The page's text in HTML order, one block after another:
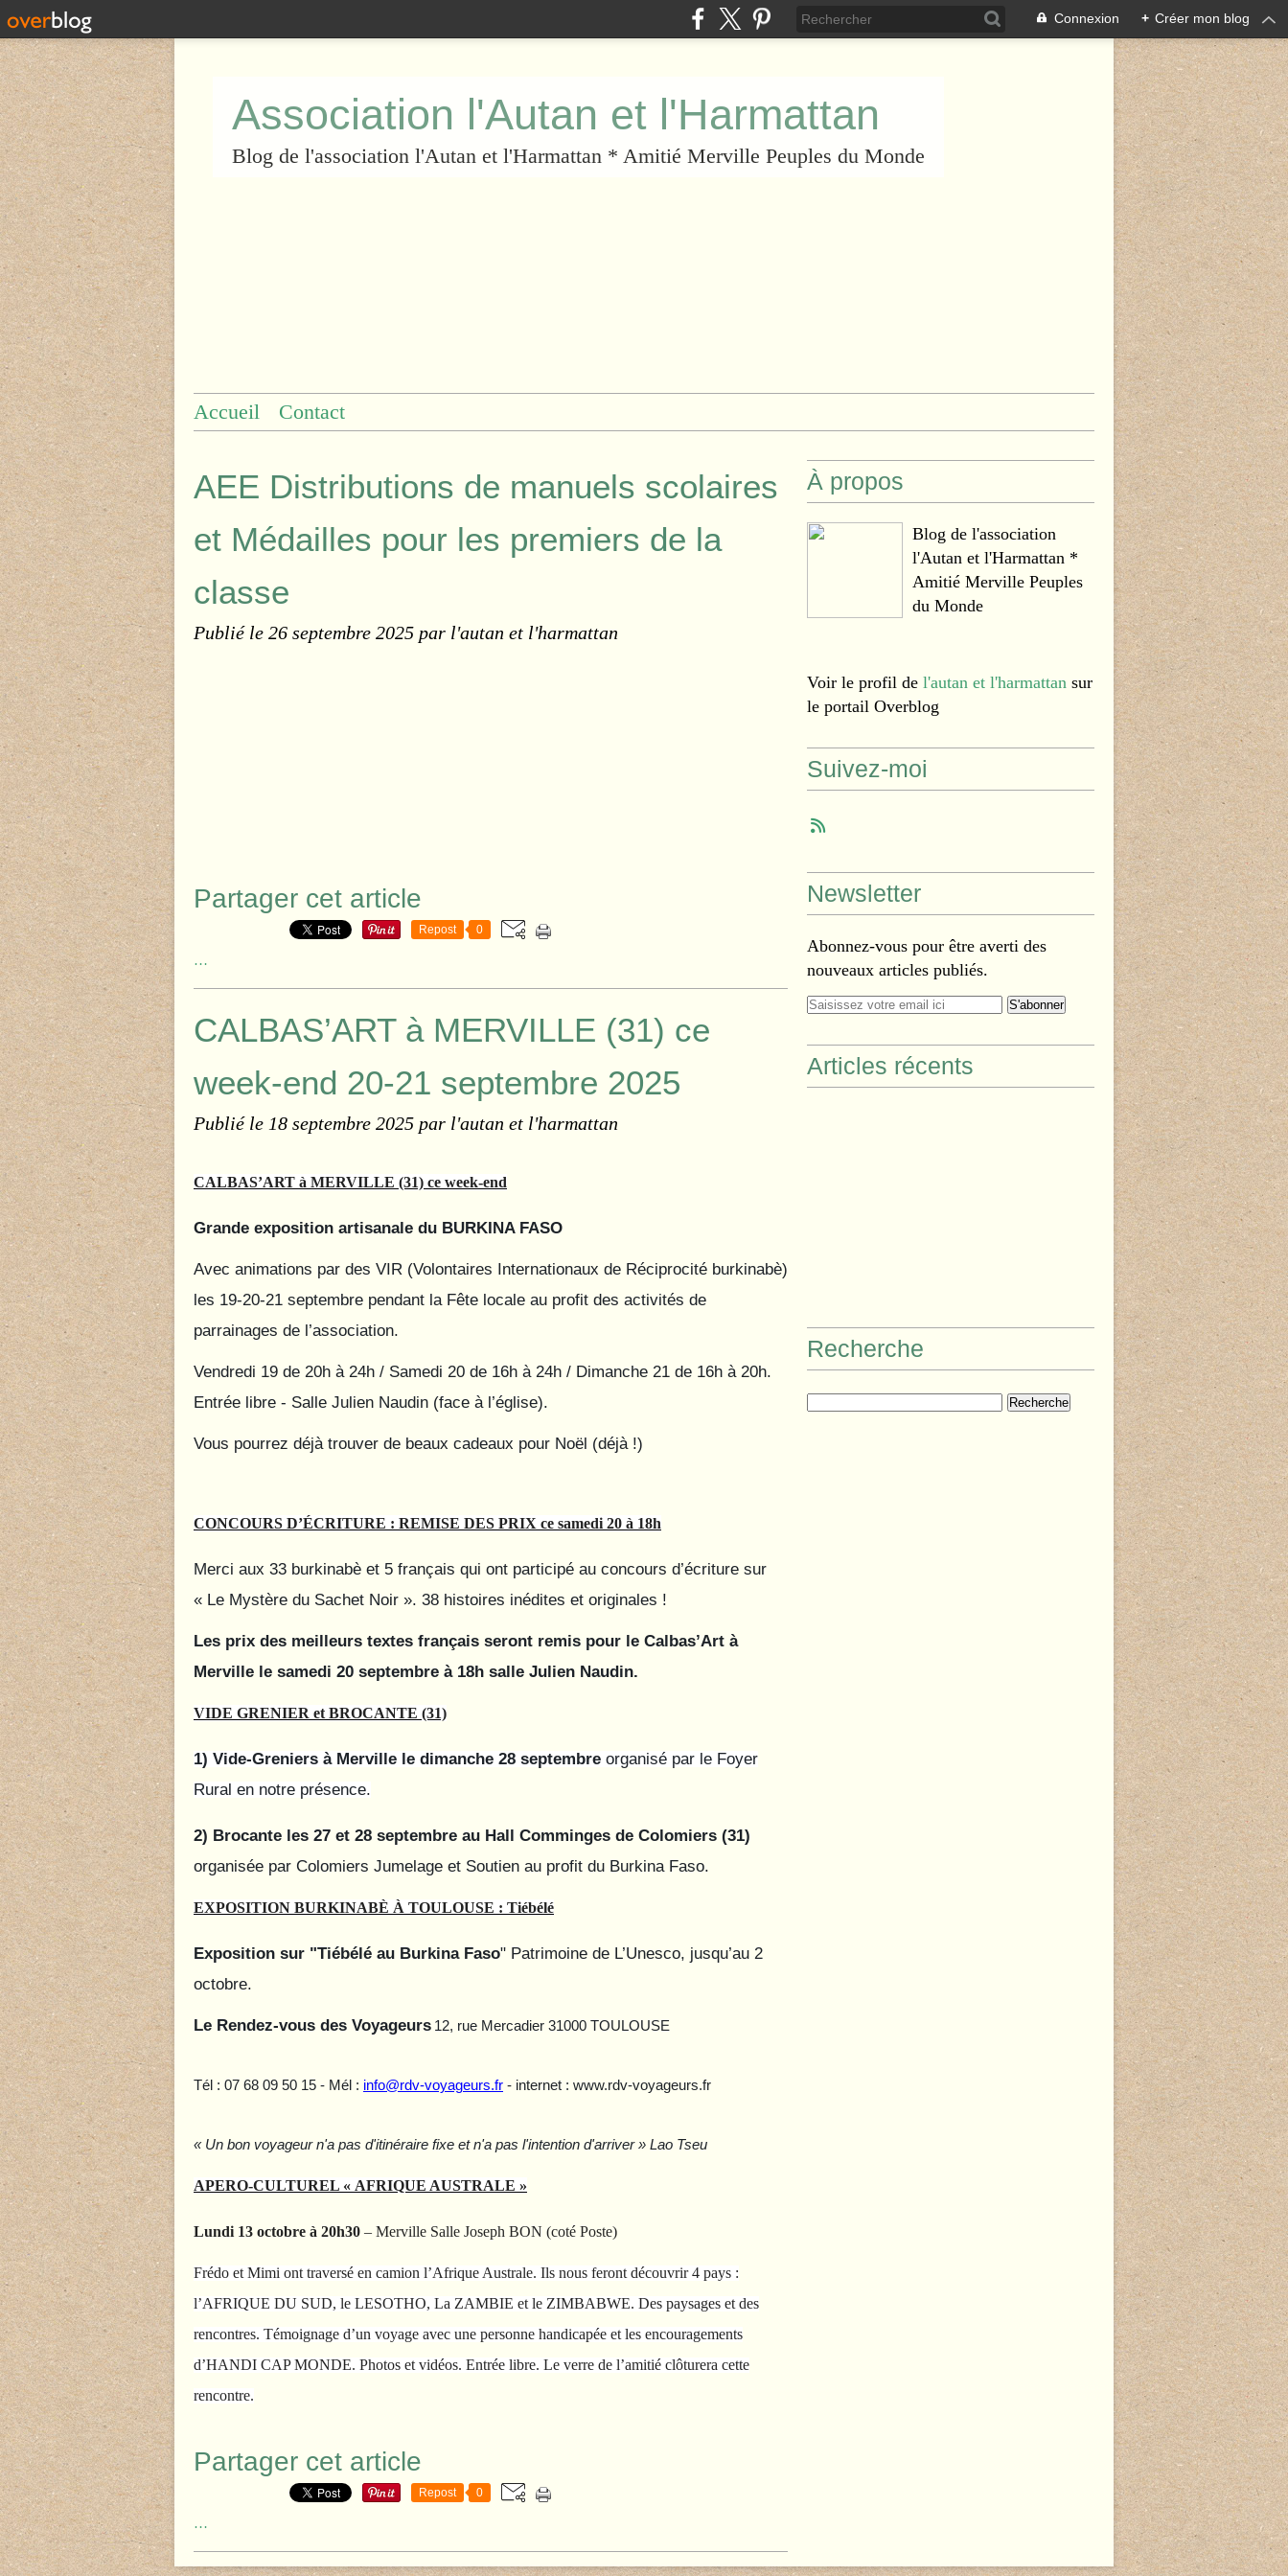
Connexion + Créer mon blog
Association l'Autan et l'Harmattan
Blog de l'association l'Autan et l'Harmattan * Amitié Merville Peuples du Monde
Accueil Contact
AEE Distributions de manuels scolaires
et Médailles pour les premiers de la
classe
Publié le 26 septembre 2025 par l'autan et l'harmattan
Partager cet article
Repost 0
…
CALBAS’ART à MERVILLE (31) ce
week-end 20-21 septembre 2025
Publié le 18 septembre 2025 par l'autan et l'harmattan
CALBAS’ART à MERVILLE (31) ce week-end
Grande exposition artisanale du BURKINA FASO
Avec animations par des VIR (Volontaires Internationaux de Réciprocité burkinabè)
les 19-20-21 septembre pendant la Fête locale au profit des activités de
parrainages de l’association.
Vendredi 19 de 20h à 24h / Samedi 20 de 16h à 24h / Dimanche 21 de 16h à 20h.
Entrée libre - Salle Julien Naudin (face à l’église).
Vous pourrez déjà trouver de beaux cadeaux pour Noël (déjà !)
CONCOURS D’ÉCRITURE : REMISE DES PRIX ce samedi 20 à 18h
Merci aux 33 burkinabè et 5 français qui ont participé au concours d’écriture sur
« Le Mystère du Sachet Noir ». 38 histoires inédites et originales !
Les prix des meilleurs textes français seront remis pour le Calbas’Art à
Merville le samedi 20 septembre à 18h salle Julien Naudin.
VIDE GRENIER et BROCANTE (31)
1) Vide-Greniers à Merville le dimanche 28 septembre organisé par le Foyer
Rural en notre présence.
2) Brocante les 27 et 28 septembre au Hall Comminges de Colomiers (31)
organisée par Colomiers Jumelage et Soutien au profit du Burkina Faso.
EXPOSITION BURKINABÈ À TOULOUSE : Tiébélé
Exposition sur "Tiébélé au Burkina Faso" Patrimoine de L’Unesco, jusqu’au 2
octobre.
Le Rendez-vous des Voyageurs 12, rue Mercadier 31000 TOULOUSE
Tél : 07 68 09 50 15 - Mél : info@rdv-voyageurs.fr - internet : www.rdv-voyageurs.fr
« Un bon voyageur n'a pas d'itinéraire fixe et n'a pas l'intention d'arriver » Lao Tseu
APERO-CULTUREL « AFRIQUE AUSTRALE »
Lundi 13 octobre à 20h30 – Merville Salle Joseph BON (coté Poste)
Frédo et Mimi ont traversé en camion l’Afrique Australe. Ils nous feront découvrir 4 pays :
l’AFRIQUE DU SUD, le LESOTHO, La ZAMBIE et le ZIMBABWE. Des paysages et des
rencontres. Témoignage d’un voyage avec une personne handicapée et les encouragements
d’HANDI CAP MONDE. Photos et vidéos. Entrée libre. Le verre de l’amitié clôturera cette
rencontre.
Partager cet article
Repost 0
…
À propos
Blog de l'association
l'Autan et l'Harmattan *
Amitié Merville Peuples
du Monde
Voir le profil de l'autan et l'harmattan sur
le portail Overblog
Suivez-moi
Newsletter
Abonnez-vous pour être averti des
nouveaux articles publiés.
Articles récents
Recherche